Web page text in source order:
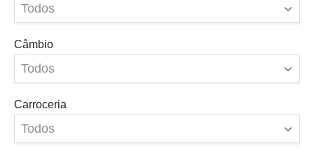
Câmbio
Carroceria